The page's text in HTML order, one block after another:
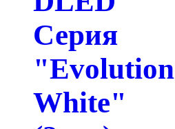
Серия
"Evolution
White"